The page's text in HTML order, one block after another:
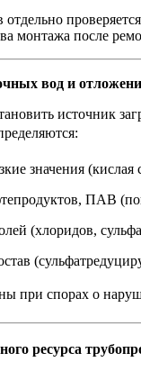
монтажа после
вод и
источник
значения
ПАВ
(хлоридов,
при спорах о
ресурса